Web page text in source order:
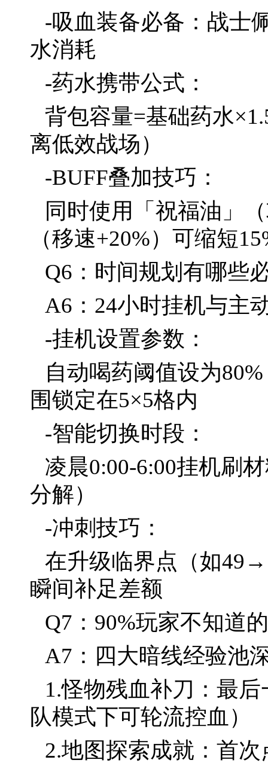
-吸血装备必备：战士
水消耗
-药水携带公式：
背包容量=基础药水
离低效战场）
-BUFF叠加技巧：
同时使用「祝福油」
（移速+20%）可缩短
Q6：时间规划有哪些
A6：24小时挂机与主
-挂机设置参数：
自动喝药阈值设为
围锁定在5×5格内
-智能切换时段：
凌晨0:00-6:00挂机刷
分解）
-冲刺技巧：
在升级临界点（如
瞬间补足差额
Q7：90%玩家不知道
A7：四大暗线经验池
1.怪物残血补刀：最
队模式下可轮流控血）
2.地图探索成就：首